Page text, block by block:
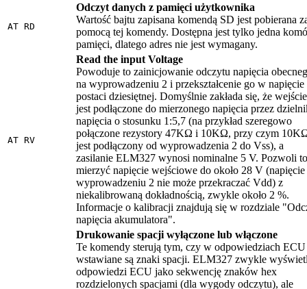
AT RD
Odczyt danych z pamięci użytkownika
Wartość bajtu zapisana komendą SD jest pobierana
pomocą tej komendy. Dostępna jest tylko jedna
pamięci, dlatego adres nie jest wymagany.
AT RV
Read the input Voltage
Powoduje to zainicjowanie odczytu napięcia
na wyprowadzeniu 2 i przekształcenie go w
postaci dziesiętnej. Domyślnie zakłada się, że wejście
jest podłączone do mierzonego napięcia przez
napięcia o stosunku 1:5,7 (na przykład szeregowo
połączone rezystory 47KΩ i 10KΩ, przy czym
jest podłączony od wyprowadzenia 2 do Vss), a
zasilanie ELM327 wynosi nominalne 5 V. Pozwoli to
mierzyć napięcie wejściowe do około 28 V (napięcie
wyprowadzeniu 2 nie może przekraczać Vdd) z
niekalibrowaną dokładnością, zwykle około 2 %.
Informacje o kalibracji znajdują się w rozdziale
napięcia akumulatora".
Drukowanie spacji wyłączone lub włączone
Te komendy sterują tym, czy w odpowiedziach ECU
wstawiane są znaki spacji. ELM327 zwykle
odpowiedzi ECU jako sekwencję znaków hex
rozdzielonych spacjami (dla wygody odczytu), ale